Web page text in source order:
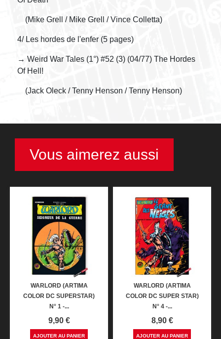
(Mike Grell / Mike Grell / Vince Colletta)
4/ Les hordes de l'enfer (5 pages)
→ Weird War Tales (1°) #52 (3) (04/77) The Hordes
Of Hell!
(Jack Oleck / Tenny Henson / Tenny Henson)
Vous aimerez aussi
WARLORD (ARTIMA
COLOR DC SUPERSTAR)
N° 1 -...
Prix
9,90 €
AJOUTER AU PANIER
WARLORD (ARTIMA
COLOR DC SUPER STAR)
N° 4 -...
Prix
8,90 €
AJOUTER AU PANIER